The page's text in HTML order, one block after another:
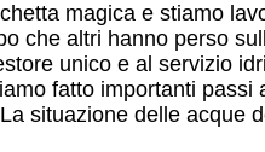
magica e stiamo
che altri hanno perso
unico e al servizio
fatto importanti passi
situazione delle acque